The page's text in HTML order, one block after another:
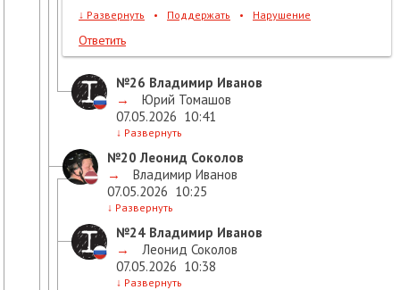
↓ Развернуть • Поддержать • Нарушение
Ответить
№26 Владимир Иванов
→
Юрий Томашов
07.05.2026 10:41
↓ Развернуть
№20 Леонид Соколов
→
Владимир Иванов
07.05.2026 10:25
↓ Развернуть
№24 Владимир Иванов
→
Леонид Соколов
07.05.2026 10:38
↓ Развернуть